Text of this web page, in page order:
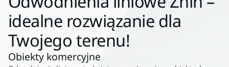
idealne rozwiązanie dla
Twojego terenu!
Obiekty komercyjne